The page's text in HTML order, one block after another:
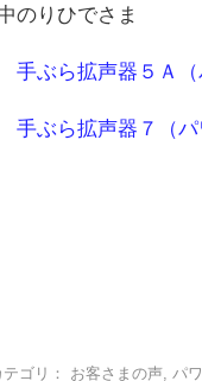
のりひでさま
手ぶら拡声器５Ａ
手ぶら拡声器７（
テゴリ： お客さまの声 パ